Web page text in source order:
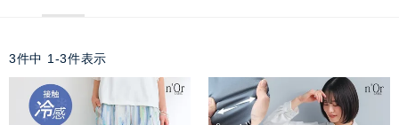
3件中 1 -3件表示